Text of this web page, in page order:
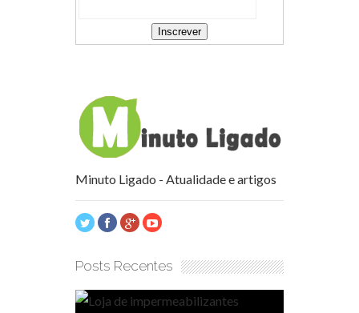
Minuto Ligado - Atualidade e artigos
Posts Recentes